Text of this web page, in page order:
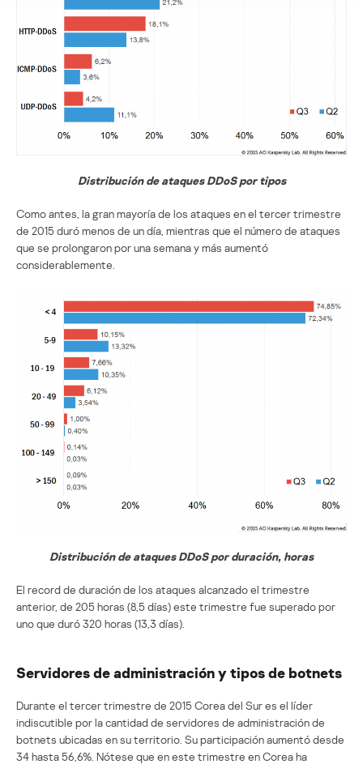
Distribución de ataques DDoS por tipos
Como antes, la gran mayoría de los ataques en el tercer trimestre
de 2015 duró menos de un día, mientras que el número de ataques
que se prolongaron por una semana y más aumentó
considerablemente.
Distribución de ataques DDoS por duración, horas
El record de duración de los ataques alcanzado el trimestre
anterior, de 205 horas (8,5 días) este trimestre fue superado por
uno que duró 320 horas (13,3 días).
Servidores de administración y tipos de botnets
Durante el tercer trimestre de 2015 Corea del Sur es el líder
indiscutible por la cantidad de servidores de administración de
botnets ubicadas en su territorio. Su participación aumentó desde
34 hasta 56,6%. Nótese que en este trimestre en Corea ha